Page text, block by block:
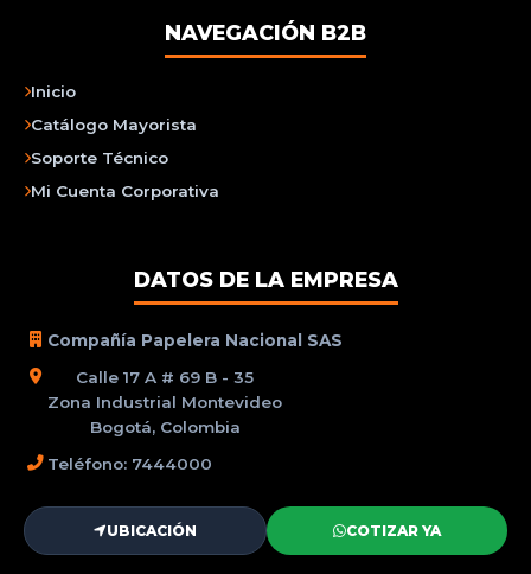
NAVEGACIÓN B2B
Inicio
Catálogo Mayorista
Soporte Técnico
Mi Cuenta Corporativa
DATOS DE LA EMPRESA
Compañía Papelera Nacional SAS
Calle 17 A # 69 B - 35
Zona Industrial Montevideo
Bogotá, Colombia
Teléfono: 7444000
UBICACIÓN COTIZAR YA